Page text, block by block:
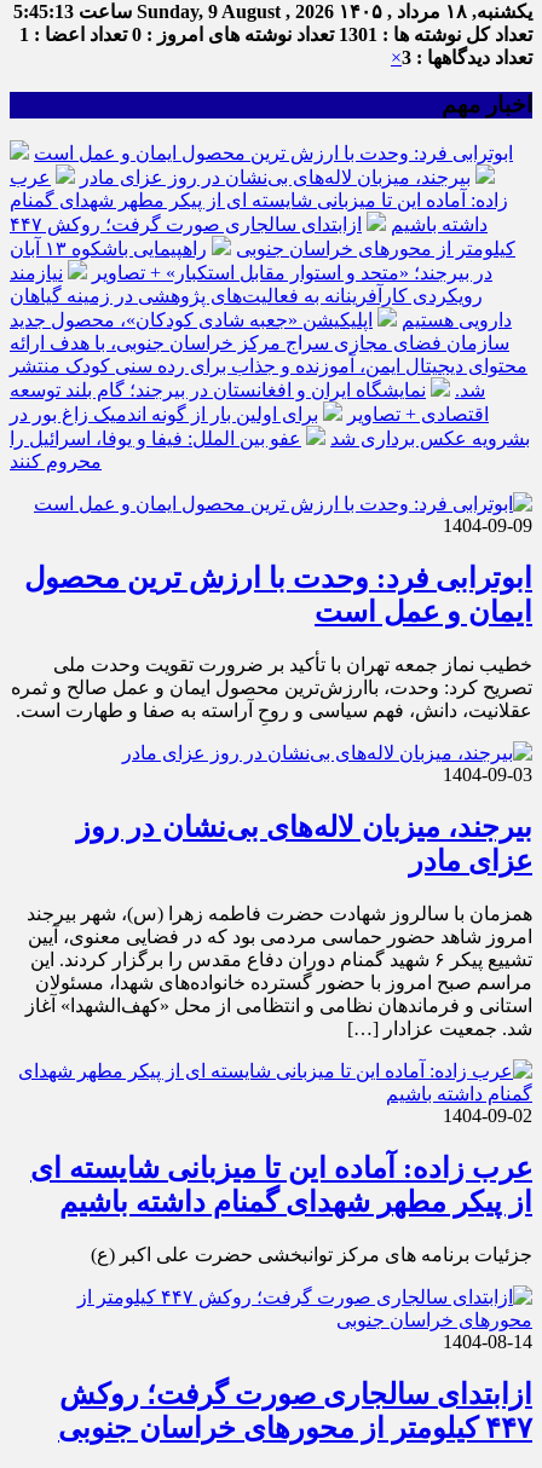
یکشنبه, ۱۸ مرداد , ۱۴۰۵ Sunday, 9 August , 2026 ساعت 5:45:14
تعداد کل نوشته ها : 1301
تعداد نوشته های امروز : 0
تعداد اعضا : 1
تعداد دیدگاهها : 3
×
اخبار مهم
ابوترابی فرد: وحدت با ارزش ترین محصول ایمان و عمل است
بیرجند، میزبان لاله‌های بی‌نشان در روز عزای مادر
عرب
زاده: آماده این تا میزبانی شایسته ای از پیکر مطهر شهدای گمنام
داشته باشیم
ازابتدای سالجاری صورت گرفت؛ روکش ۴۴۷
کیلومتر از محورهای خراسان جنوبی
راهپیمایی باشکوه ۱۳ آبان
در بیرجند؛ «متحد و استوار مقابل استکبار» + تصاویر
نیازمند
رویکردی کارآفرینانه به فعالیت‌های پژوهشی در زمینه گیاهان
دارویی هستیم
اپلیکیشن «جعبه شادی کودکان»، محصول جدید
سازمان فضای مجازی سراج مرکز خراسان جنوبی، با هدف ارائه
محتوای دیجیتال ایمن، آموزنده و جذاب برای رده سنی کودک منتشر
شد.
نمایشگاه ایران و افغانستان در بیرجند؛ گام بلند توسعه
اقتصادی + تصاویر
برای اولین بار از گونه اندمیک زاغ بور در
بشرویه عکس برداری شد
عفو بین الملل: فیفا و یوفا، اسرائیل را
محروم کنند
1404-09-09
ابوترابی فرد: وحدت با ارزش ترین محصول
ایمان و عمل است
خطیب نماز جمعه تهران با تأکید بر ضرورت تقویت وحدت ملی
تصریح کرد: وحدت، باارزش‌ترین محصول ایمان و عمل صالح و ثمره
عقلانیت، دانش، فهم سیاسی و روحِ آراسته به صفا و طهارت است.
1404-09-03
بیرجند، میزبان لاله‌های بی‌نشان در روز
عزای مادر
همزمان با سالروز شهادت حضرت فاطمه زهرا (س)، شهر بیرجند
امروز شاهد حضور حماسی مردمی بود که در فضایی معنوی، آیین
تشییع پیکر ۶ شهید گمنام دوران دفاع مقدس را برگزار کردند. این
مراسم صبح امروز با حضور گسترده خانواده‌های شهدا، مسئولان
استانی و فرماندهان نظامی و انتظامی از محل «کهف‌الشهدا» آغاز
شد. جمعیت عزادار […]
1404-09-02
عرب زاده: آماده این تا میزبانی شایسته ای
از پیکر مطهر شهدای گمنام داشته باشیم
جزئیات برنامه های مرکز توانبخشی حضرت علی اکبر (ع)
1404-08-14
ازابتدای سالجاری صورت گرفت؛ روکش
۴۴۷ کیلومتر از محورهای خراسان جنوبی